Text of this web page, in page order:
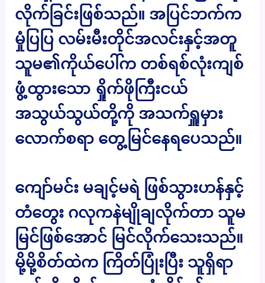
လိုက်ခြင်းဖြစ်သည်။ အပြင်ဘက်က
မှုံပြပြ လမ်းမီးတိုင်အလင်းနှင့်အတူ
သူမ၏ကိုယ်ပေါ်က တစ်ရစ်လုံးကျစ်
ဖွံ့ထွားသော ရှိုက်ဖိုကြီးငယ်
အသွယ်သွယ်တို့ကို အသက်ရှူမှား
လောက်စရာ တွေ့မြင်နေရပေသည်။
ကျော်မင်း မချင့်မရဲ ဖြစ်သွားဟန်နှင့်
တံတွေး ဂလုကနဲမျိုချလိုက်တာ သူမ
မြင်ဖြစ်အောင် မြင်လိုက်သေးသည်။
မို့မို့စိတ်ထဲက ကြိတ်ပြုံးပြီး သူရှိရာ